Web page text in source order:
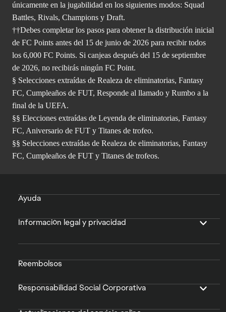
únicamente en la jugabilidad en los siguientes modos: Squad
Battles, Rivals, Champions y Draft.
††Debes completar los pasos para obtener la distribución inicial
de FC Points antes del 15 de junio de 2026 para recibir todos
los 6,000 FC Points. Si canjeas después del 15 de septiembre
de 2026, no recibirás ningún FC Point.
§ Selecciones extraídas de Realeza de eliminatorias, Fantasy
FC, Cumpleaños de FUT, Responde al llamado y Rumbo a la
final de la UEFA.
§§ Elecciones extraídas de Leyenda de eliminatorias, Fantasy
FC, Aniversario de FUT y Titanes de trofeo.
§§ Selecciones extraídas de Realeza de eliminatorias, Fantasy
FC, Cumpleaños de FUT y Titanes de trofeos.
Ayuda
Información legal y privacidad
Reembolsos
Responsabilidad Social Corporativa